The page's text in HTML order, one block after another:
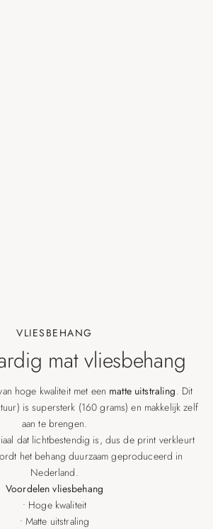
VLIESBEHANG
mat vliesbehang
hoge kwaliteit met een matte uitstraling. Dit
is supersterk (160 grams) en makkelijk zelf
aan te brengen.
dat lichtbestendig is, dus de print verkleurt
het behang duurzaam geproduceerd in
Nederland.
Voordelen vliesbehang
• Hoge kwaliteit
• Matte uitstraling